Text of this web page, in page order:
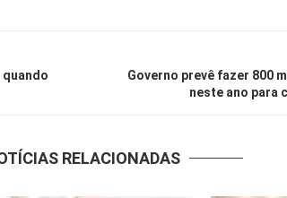
Governo prevê fazer 800
neste ano para
RELACIONADAS